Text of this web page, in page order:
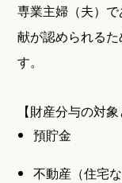
専業主婦（夫）
献が認められる
す。
【財産分与の対
預貯金
不動産（住宅な